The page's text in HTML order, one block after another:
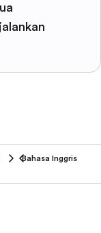
Bahasa Inggris